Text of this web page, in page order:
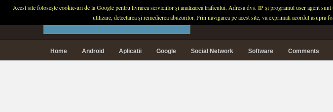
PLANETA TECH
Home Android Aplicatii Google Social Network Software Comments
Acest site folosește cookie-uri de la Google pentru livrarea serviciilor și analizarea traficului. Adresa dvs. IP și programul user agent
utilizare, detectarea și remedierea abuzurilor. Prin navigarea pe acest site, va exprimati acordul